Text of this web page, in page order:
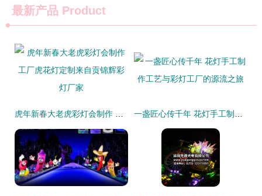
最新产品 Product
虎年新春大老虎彩灯会制作 工厂虎花灯定制来自贡锦辉彩灯厂家 一盏匠心传千年 花灯手工制作工艺与彩灯工厂的源流之旅